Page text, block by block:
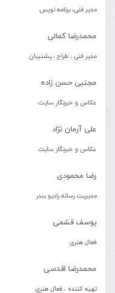
مدیر فنی، برنامه نویس
محمدرضا کمالی
مدیر فنی ، طراح ، پشتیبان
مجتبی حسن زاده
عکاس و خبرنگار سایت
علی آرمان نژاد
عکاس و خبرنگار سایت
رضا محمودی
مدیریت رسانه رادیو بندر
یوسف قشمی
فعال هنری
محمدرضا اقدسی
تهیه کننده ، فعال هنری